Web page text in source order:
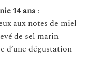
14 ans:
aux notes de miel
de sel marin
d’une dégustation